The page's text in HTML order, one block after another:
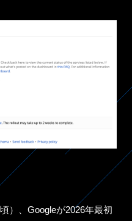
）、Googleが2026年最初